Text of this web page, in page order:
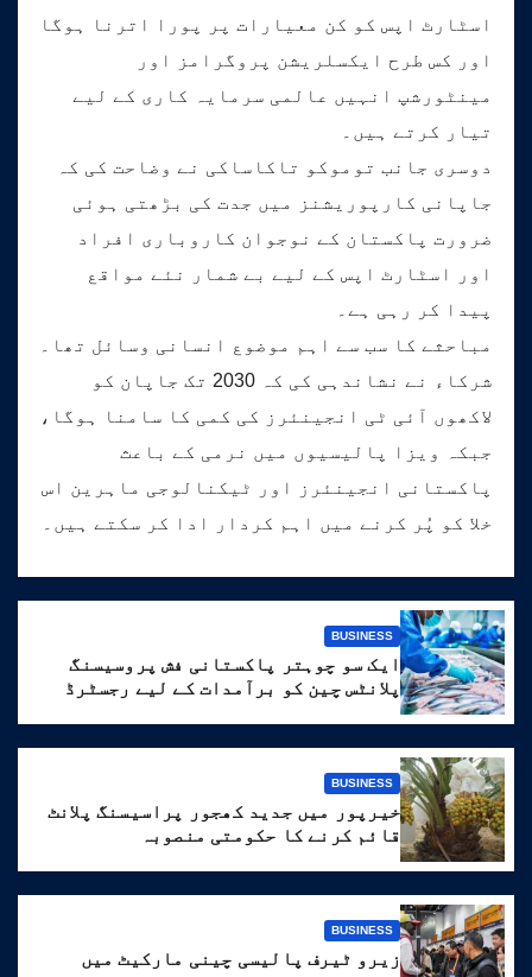
اسٹارٹ اپس کو کن معیارات پر پورا اترنا ہوگا
اور کس طرح ایکسلریشن پروگرامز اور
مینٹورشپ انہیں عالمی سرمایہ کاری کے لیے
تیار کرتے ہیں۔
دوسری جانب توموکو تاکاساکی نے وضاحت کی کہ
جاپانی کارپوریشنز میں جدت کی بڑھتی ہوئی
ضرورت پاکستان کے نوجوان کاروباری افراد
اور اسٹارٹ اپس کے لیے بے شمار نئے مواقع
پیدا کر رہی ہے۔
مباحثے کا سب سے اہم موضوع انسانی وسائل تھا۔
شرکاء نے نشاندہی کی کہ 2030 تک جاپان کو
لاکھوں آئی ٹی انجینئرز کی کمی کا سامنا ہوگا،
جبکہ ویزا پالیسیوں میں نرمی کے باعث
پاکستانی انجینئرز اور ٹیکنالوجی ماہرین اس
خلا کو پُر کرنے میں اہم کردار ادا کر سکتے ہیں۔
BUSINESS
ایک سو چوہتر پاکستانی فش پروسیسنگ
پلانٹس چین کو برآمدات کے لیے رجسٹرڈ
BUSINESS
خیرپور میں جدید کھجور پراسیسنگ پلانٹ
قائم کرنے کا حکومتی منصوبہ
BUSINESS
زیرو ٹیرف پالیسی چینی مارکیٹ میں